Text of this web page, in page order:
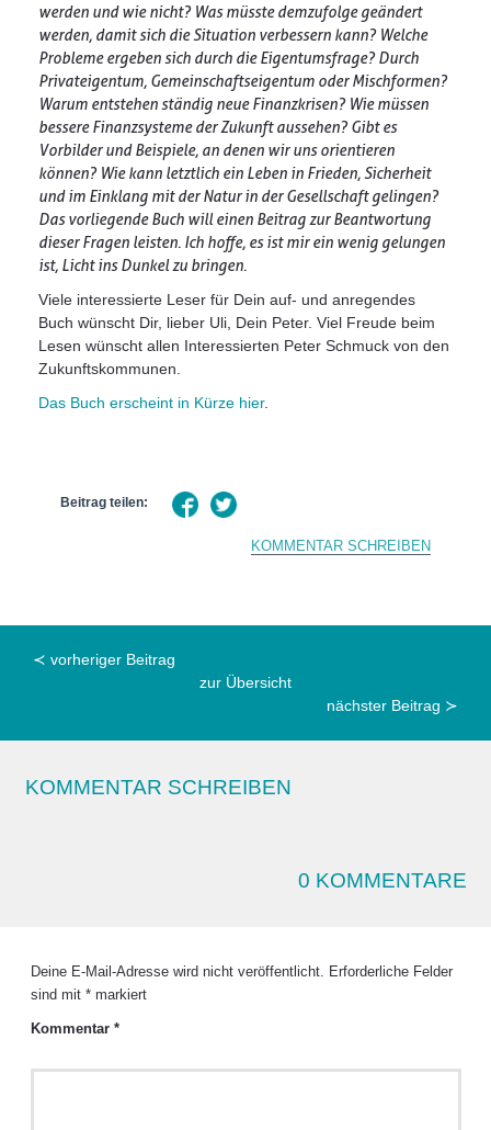
werden und wie nicht? Was müsste demzufolge geändert
werden, damit sich die Situation verbessern kann? Welche
Probleme ergeben sich durch die Eigentumsfrage? Durch
Privateigentum, Gemeinschaftseigentum oder Mischformen?
Warum entstehen ständig neue Finanzkrisen? Wie müssen
bessere Finanzsysteme der Zukunft aussehen? Gibt es
Vorbilder und Beispiele, an denen wir uns orientieren
können? Wie kann letztlich ein Leben in Frieden, Sicherheit
und im Einklang mit der Natur in der Gesellschaft gelingen?
Das vorliegende Buch will einen Beitrag zur Beantwortung
dieser Fragen leisten. Ich hoffe, es ist mir ein wenig gelungen
ist, Licht ins Dunkel zu bringen.
Viele interessierte Leser für Dein auf- und anregendes
Buch wünscht Dir, lieber Uli, Dein Peter. Viel Freude beim
Lesen wünscht allen Interessierten Peter Schmuck von den
Zukunftskommunen.
Das Buch erscheint in Kürze hier.
Beitrag teilen:
KOMMENTAR SCHREIBEN
≺ vorheriger Beitrag
zur Übersicht
nächster Beitrag ≻
KOMMENTAR SCHREIBEN
0 KOMMENTARE
Deine E-Mail-Adresse wird nicht veröffentlicht. Erforderliche Felder
sind mit *markiert
Kommentar *